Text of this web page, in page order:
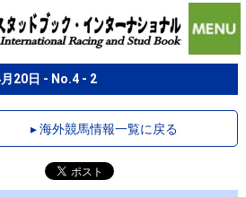
20日 - No.4 - 2
▸ 海外競馬情報一覧に戻る